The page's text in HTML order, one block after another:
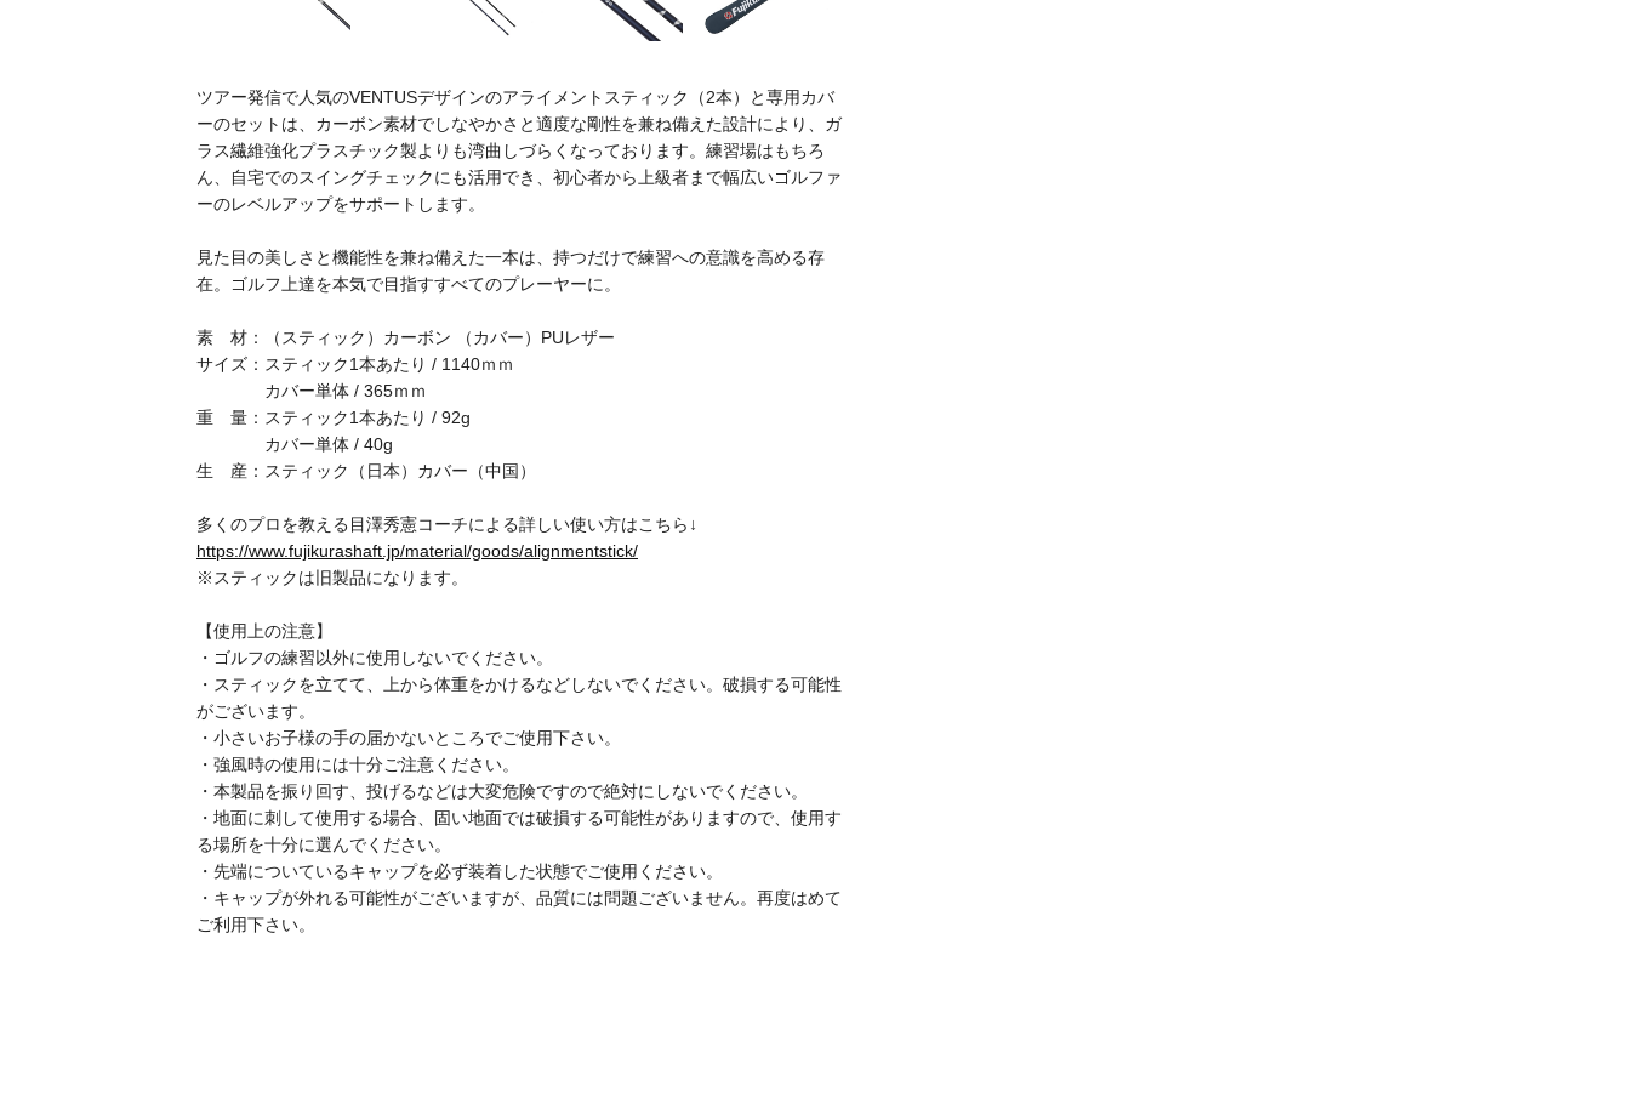
ツアー発信で人気のVENTUSデザインのアライメントスティック（2本）と専用カバ
ーのセットは、カーボン素材でしなやかさと適度な剛性を兼ね備えた設計により、ガ
ラス繊維強化プラスチック製よりも湾曲しづらくなっております。練習場はもちろ
ん、自宅でのスイングチェックにも活用でき、初心者から上級者まで幅広いゴルファ
ーのレベルアップをサポートします。
見た目の美しさと機能性を兼ね備えた一本は、持つだけで練習への意識を高める存
在。ゴルフ上達を本気で目指すすべてのプレーヤーに。
素 材：（スティック）カーボン （カバー）PUレザー
サイズ：スティック1本あたり / 1140ｍｍ
カバー単体 / 365ｍｍ
重 量：スティック1本あたり / 92g
カバー単体 / 40g
生 産：スティック（日本）カバー（中国）
多くのプロを教える目澤秀憲コーチによる詳しい使い方はこちら↓
https://www.fujikurashaft.jp/material/goods/alignmentstick/
※スティックは旧製品になります。
【使用上の注意】
・ゴルフの練習以外に使用しないでください。
・スティックを立てて、上から体重をかけるなどしないでください。破損する可能性
がございます。
・小さいお子様の手の届かないところでご使用下さい。
・強風時の使用には十分ご注意ください。
・本製品を振り回す、投げるなどは大変危険ですので絶対にしないでください。
・地面に刺して使用する場合、固い地面では破損する可能性がありますので、使用す
る場所を十分に選んでください。
・先端についているキャップを必ず装着した状態でご使用ください。
・キャップが外れる可能性がございますが、品質には問題ございません。再度はめて
ご利用下さい。